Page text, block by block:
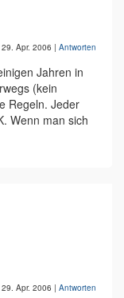
29. Apr. 2006 | Antworten
Jahren in
(kein
Regeln. Jeder
Wenn man sich
29. Apr. 2006 | Antworten